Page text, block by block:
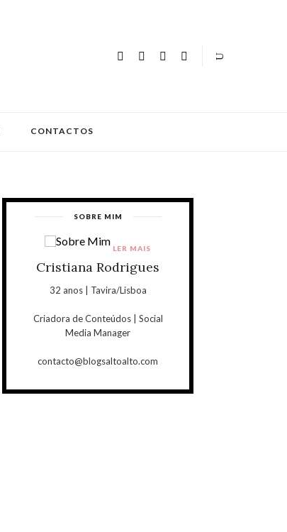
CONTACTOS
SOBRE MIM
Cristiana Rodrigues
32 anos | Tavira/Lisboa
Criadora de Conteúdos | Social
Media Manager
contacto@blogsaltoalto.com
LER MAIS